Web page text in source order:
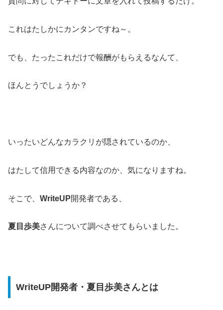
これはたしかにカンタンですね～。
でも、たったこれだけで報酬がもらえるなんて、
ほんとうでしょうか？
いったいどんなカラクリが隠されているのか、
はたして信用できる内容なのか、気になりますね。
そこで、 WriteUP開発者である、
夏目歩美さんについて調べさせてもらいました。
WriteUP開発者・夏目歩美さんとは